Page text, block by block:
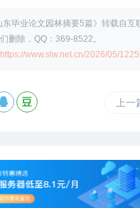
东毕业论文园林摘要5篇》转载自互
删除，QQ：369-8522。
https://www.slw.net.cn/2026/05/
上一